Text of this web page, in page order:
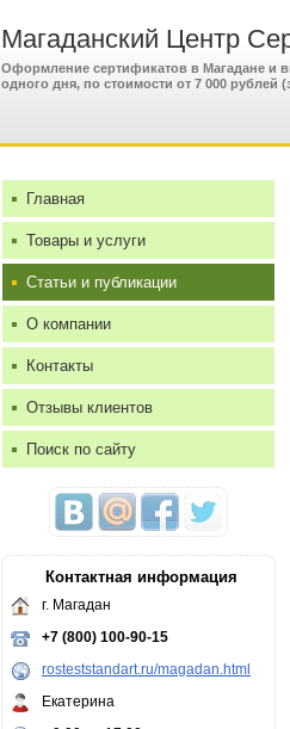
Магаданский Центр
Оформление сертификатов в Магадане и
одного дня, по стоимости от 7 000 рублей
Главная
Товары и услуги
Статьи и публикации
О компании
Контакты
Отзывы клиентов
Поиск по сайту
Контактная информация
г. Магадан
+7 (800) 100-90-15
rosteststandart.ru/magadan.html
Екатерина